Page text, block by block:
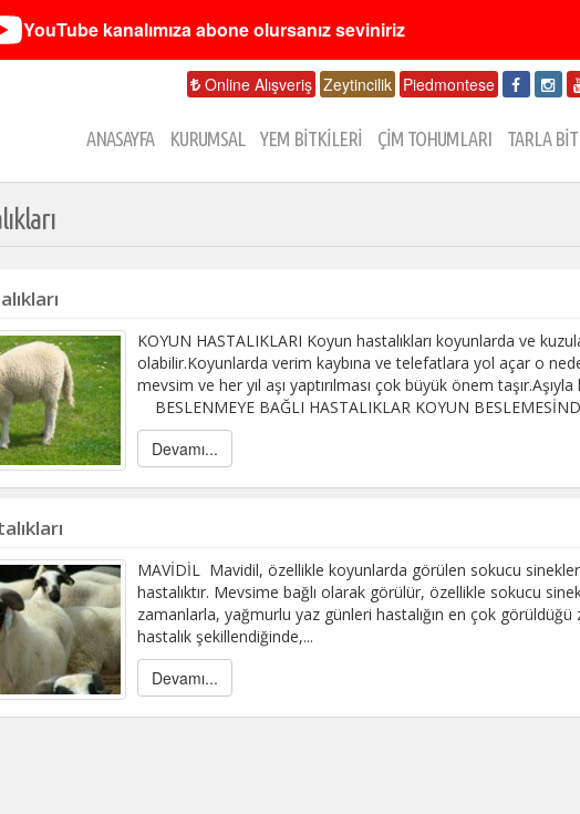
YouTube kanalımıza abone olursanız seviniriz
Online Alışveriş Zeytincilik Piedmontese
ANASAYFA KURUMSAL YEM BİTKİLERİ ÇİM TOHUMLARI TARLA
KOYUN HASTALIKLARI Koyun hastalıkları koyunlarda ve
olabilir.Koyunlarda verim kaybına ve telefatlara yol açar o
mevsim ve her yıl aşı yaptırılması çok büyük önem
BESLENMEYE BAĞLI HASTALIKLAR KOYUN
Devamı...
MAVİDİL Mavidil, özellikle koyunlarda görülen sokucu
hastalıktır. Mevsime bağlı olarak görülür, özellikle sokucu
zamanlarla, yağmurlu yaz günleri hastalığın en çok görüldüğü
hastalık şekillendiğinde,...
Devamı...